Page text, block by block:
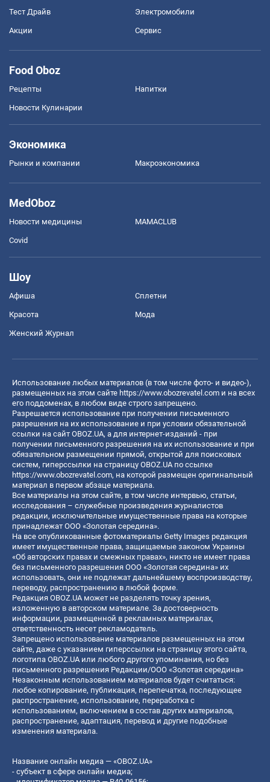
Тест Драйв Электромобили
Акции Сервис
Food Oboz
Рецепты Напитки
Новости Кулинарии
Экономика
Рынки и компании Mакроэкономика
MedOboz
Новости медицины MAMACLUB
Covid
Шоу
Афиша Сплетни
Красота Мода
Женский Журнал
Использование любых материалов (в том числе фото- и видео-),
размещенных на этом сайте https://www.obozrevatel.com и на всех
его поддоменах, в любом виде строго запрещено.
Разрешается использование при получении письменного
разрешения на их использование и при условии обязательной
ссылки на сайт OBOZ.UA, а для интернет-изданий - при
получении письменного разрешения на их использование и при
обязательном размещении прямой, открытой для поисковых
систем, гиперссылки на страницу OBOZ.UA по ссылке
https://www.obozrevatel.com, на которой размещен оригинальный
материал в первом абзаце материала.
Все материалы на этом сайте, в том числе интервью, статьи,
исследования – служебные произведения журналистов
редакции, исключительные имущественные права на которые
принадлежат ООО «Золотая середина».
На все опубликованные фотоматериалы Getty Images редакция
имеет имущественные права, защищаемые законом Украины
«Об авторских правах и смежных правах», никто не имеет права
без письменного разрешения ООО «Золотая середина» их
использовать, они не подлежат дальнейшему воспроизводству,
переводу, распространению в любой форме.
Редакция OBOZ.UA может не разделять точку зрения,
изложенную в авторском материале. За достоверность
информации, размещенной в рекламных материалах,
ответственность несет рекламодатель.
Запрещено использование материалов размещенных на этом
сайте, даже с указанием гиперссылки на страницу этого сайта,
логотипа OBOZ.UA или любого другого упоминания, но без
письменного разрешения Редакции/ООО «Золотая середина»
Незаконным использованием материалов будет считаться:
любое копирование, публикация, перепечатка, последующее
распространение, использование, переработка с
использованием, включением в состав других материалов,
распространение, адаптация, перевод и другие подобные
изменения материала.
Название онлайн медиа — «OBOZ.UA»
- субъект в сфере онлайн медиа;